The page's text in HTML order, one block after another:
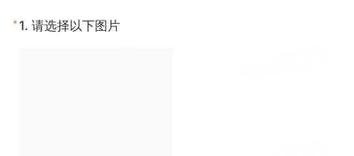
* 1. 请选择以下图片